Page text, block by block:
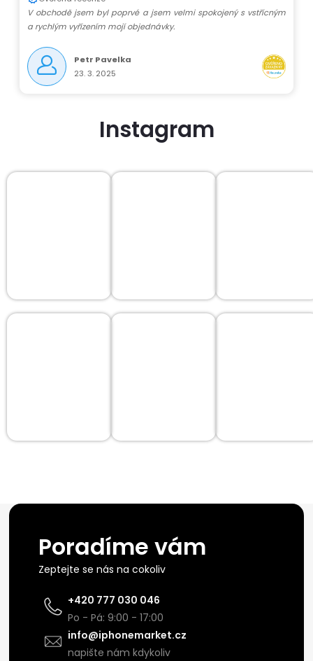
V obchodě jsem byl poprvé a jsem velmi spokojený s vstřícným
a rychlým vyřízením mojí objednávky.
Petr Pavelka
23. 3. 2025
Instagram
Poradíme vám
Zeptejte se nás na cokoliv
+420 777 030 046
Po - Pá: 9:00 - 17:00
info@iphonemarket.cz
napište nám kdykoliv